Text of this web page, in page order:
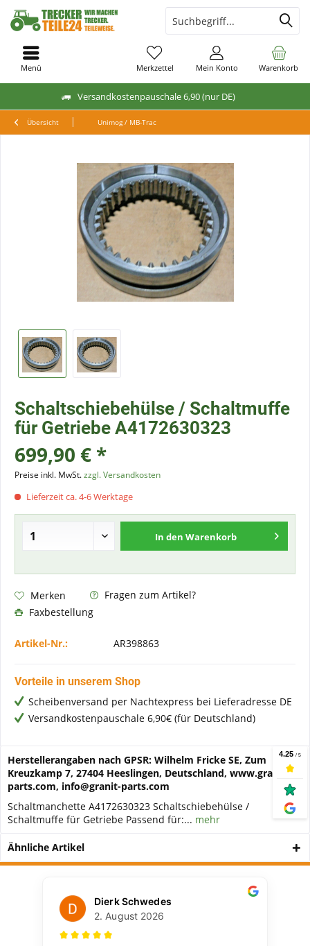
Versandkostenpauschale 6,90 (nur DE)
Warenkorb
Merkzettel Mein Konto
Menü
Übersicht Unimog / MB-Trac
Schaltschiebehülse / Schaltmuffe
für Getriebe A4172630323
699,90 € *
Preise inkl. MwSt.zzgl. Versandkosten
Lieferzeit ca. 4-6 Werktage
In den Warenkorb
Merken
Fragen zum Artikel?
Faxbestellung
Artikel-Nr.: AR398863
Vorteile in unserem Shop
Scheibenversand per Nachtexpress bei Lieferadresse DE
Versandkostenpauschale 6,90€ (für Deutschland)
Herstellerangaben nach GPSR: Wilhelm Fricke SE, Zum
Kreuzkamp 7, 27404 Heeslingen, Deutschland, www.granit-
parts.com, info@granit-parts.com
Schaltmanchette A4172630323 Schaltschiebehülse /
Schaltmuffe für Getriebe Passend für:... mehr
Ähnliche Artikel